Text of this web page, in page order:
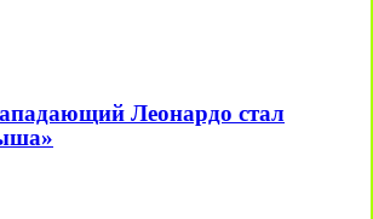
Леонардо стал